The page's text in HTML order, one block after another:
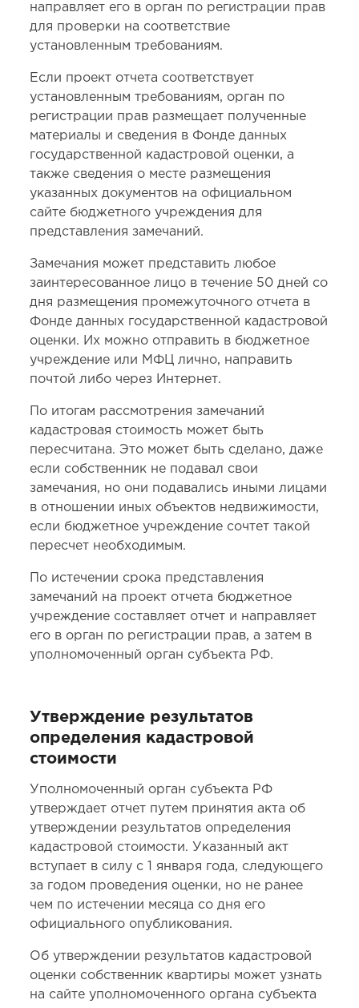
направляет его в орган по регистрации прав
для проверки на соответствие
установленным требованиям.
Если проект отчета соответствует
установленным требованиям, орган по
регистрации прав размещает полученные
материалы и сведения в Фонде данных
государственной кадастровой оценки, а
также сведения о месте размещения
указанных документов на официальном
сайте бюджетного учреждения для
представления замечаний.
Замечания может представить любое
заинтересованное лицо в течение 50 дней со
дня размещения промежуточного отчета в
Фонде данных государственной кадастровой
оценки. Их можно отправить в бюджетное
учреждение или МФЦ лично, направить
почтой либо через Интернет.
По итогам рассмотрения замечаний
кадастровая стоимость может быть
пересчитана. Это может быть сделано, даже
если собственник не подавал свои
замечания, но они подавались иными лицами
в отношении иных объектов недвижимости,
если бюджетное учреждение сочтет такой
пересчет необходимым.
По истечении срока представления
замечаний на проект отчета бюджетное
учреждение составляет отчет и направляет
его в орган по регистрации прав, а затем в
уполномоченный орган субъекта РФ.
Утверждение результатов
определения кадастровой
стоимости
Уполномоченный орган субъекта РФ
утверждает отчет путем принятия акта об
утверждении результатов определения
кадастровой стоимости. Указанный акт
вступает в силу с 1 января года, следующего
за годом проведения оценки, но не ранее
чем по истечении месяца со дня его
официального опубликования.
Об утверждении результатов кадастровой
оценки собственник квартиры может узнать
на сайте уполномоченного органа субъекта